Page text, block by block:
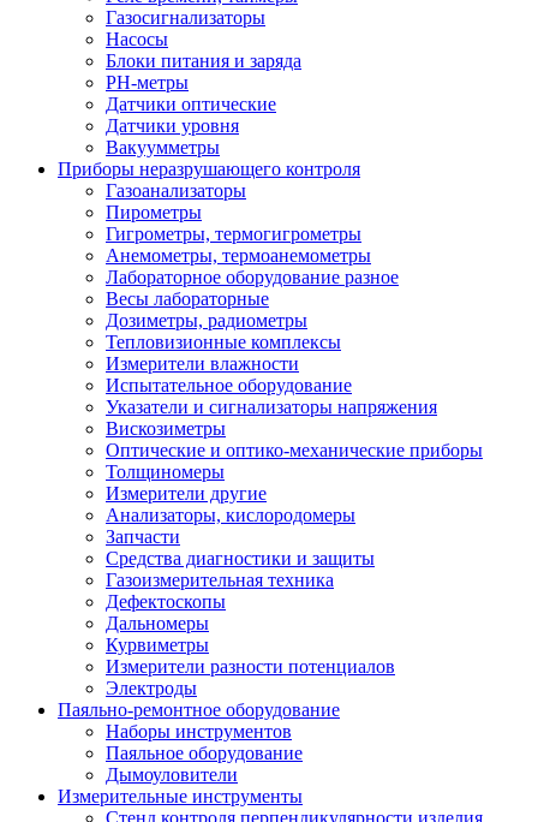
Газосигнализаторы
Насосы
Блоки питания и заряда
PH-метры
Датчики оптические
Датчики уровня
Вакуумметры
Приборы неразрушающего контроля
Газоанализаторы
Пирометры
Гигрометры, термогигрометры
Анемометры, термоанемометры
Лабораторное оборудование разное
Весы лабораторные
Дозиметры, радиометры
Тепловизионные комплексы
Измерители влажности
Испытательное оборудование
Указатели и сигнализаторы напряжения
Вискозиметры
Оптические и оптико-механические приборы
Толщиномеры
Измерители другие
Анализаторы, кислородомеры
Запчасти
Средства диагностики и защиты
Газоизмерительная техника
Дефектоскопы
Дальномеры
Курвиметры
Измерители разности потенциалов
Электроды
Паяльно-ремонтное оборудование
Наборы инструментов
Паяльное оборудование
Дымоуловители
Измерительные инструменты
Стенд контроля перпендикулярности изделия